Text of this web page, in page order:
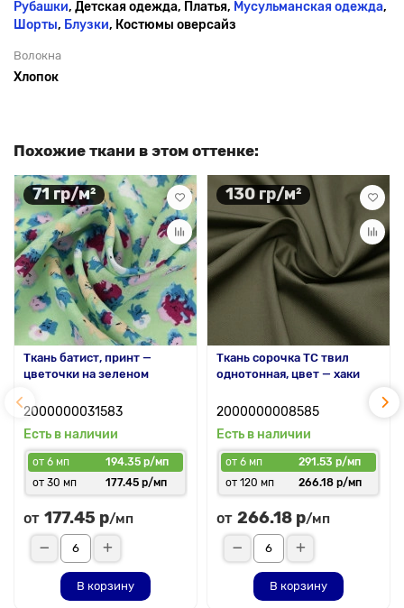
Рубашки, Детская одежда, Платья, Мусульманская одежда,
Шорты, Блузки, Костюмы оверсайз
Волокна
Хлопок
Похожие ткани в этом оттенке:
71 гр/м²
Ткань батист, принт —
цветочки на зеленом
2000000031583
Есть в наличии
от 6 мп
194.35 р/мп
от 30 мп
177.45 р/мп
от 177.45 р/мп
В корзину
130 гр/м²
Ткань сорочка ТС твил
однотонная, цвет — хаки
2000000008585
Есть в наличии
от 6 мп
291.53 р/мп
от 120 мп
266.18 р/мп
от 266.18 р/мп
В корзину